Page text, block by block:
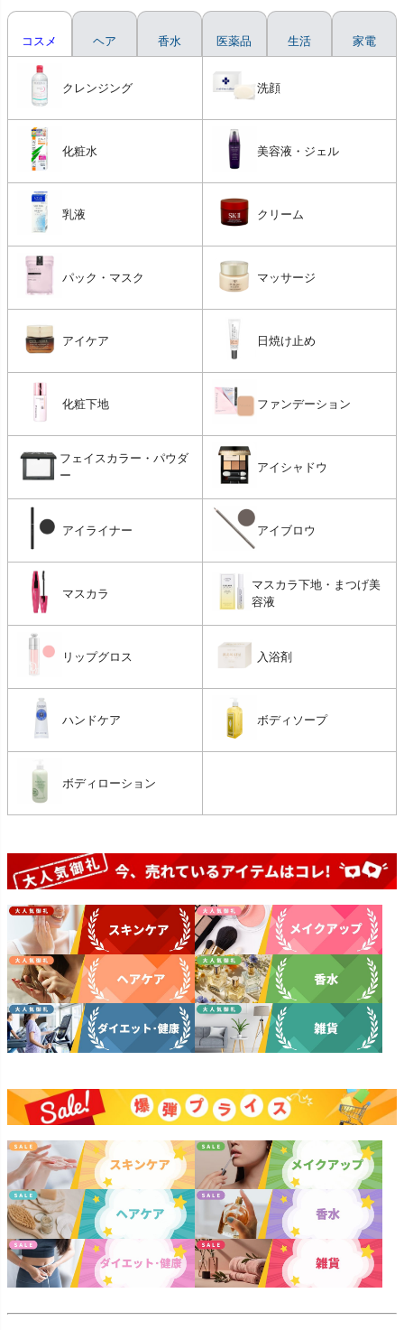
コスメ
クレンジング 洗顔
化粧水 美容液・ジェル
乳液 クリーム
パック・マスク マッサージ
アイケア 日焼け止め
化粧下地 ファンデーション
フェイスカラー・パウダ
ー
アイシャドウ
アイライナー アイブロウ
マスカラ
マスカラ下地・まつげ美
容液
リップグロス 入浴剤
ハンドケア ボディソープ
ボディローション
ヘア 香水 医薬品 生活 家電